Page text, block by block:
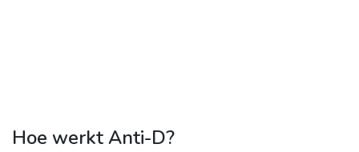
Hoe werkt Anti-D?